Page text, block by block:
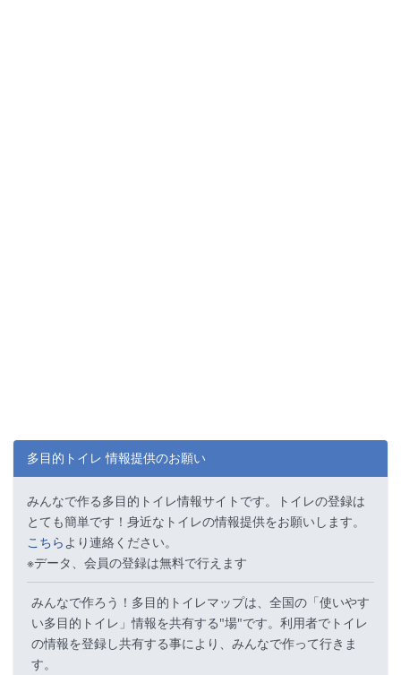
多目的トイレ 情報提供のお願い
みんなで作る多目的トイレ情報サイトです。トイレの登録は
とても簡単です！身近なトイレの情報提供をお願いします。
こちらより連絡ください。
※データ、会員の登録は無料で行えます
みんなで作ろう！多目的トイレマップは、全国の「使いやす
い多目的トイレ」情報を共有する"場"です。利用者でトイレ
の情報を登録し共有する事により、みんなで作って行きま
す。